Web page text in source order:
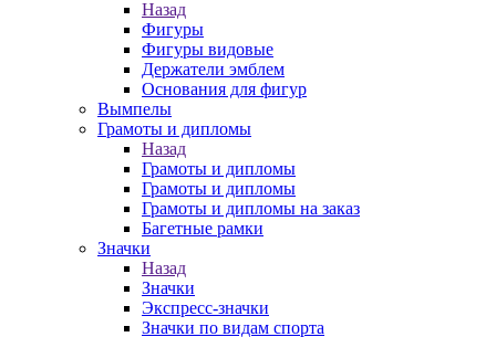
Назад
Фигуры
Фигуры видовые
Держатели эмблем
Основания для фигур
Вымпелы
Грамоты и дипломы
Назад
Грамоты и дипломы
Грамоты и дипломы
Грамоты и дипломы на заказ
Багетные рамки
Значки
Назад
Значки
Экспресс-значки
Значки по видам спорта